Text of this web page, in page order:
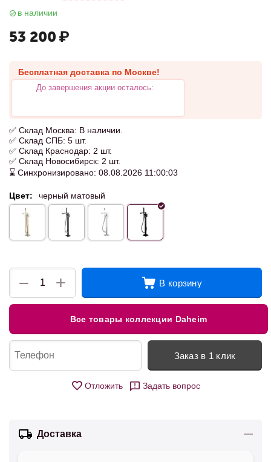
в наличии
53 200 ₽
Бесплатная доставка по Москве!
До завершения акции осталось:
✅ Склад Москва: В наличии.
✅ Склад СПБ: 5 шт.
✅ Склад Краснодар: 2 шт.
✅ Склад Новосибирск: 2 шт.
⌛ Синхронизировано: 08.08.2026 11:00:03
Цвет: черный матовый
+
− В корзину
Все товары коллекции Daheim
Заказ в 1 клик
Отложить Задать вопрос
Доставка